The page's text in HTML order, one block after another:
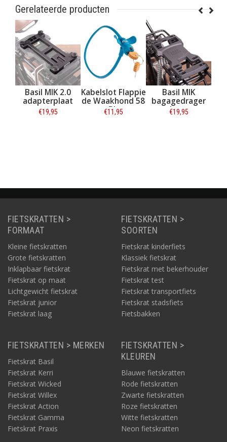
Gerelateerde producten
Basil MIK 2.0
adapterplaat
€19,95
Kabelslot Flappie
de Waakhond 58
cm Blauw
€11,95
Basil MIK
bagagedrager
base
€19,95
FIETSKRATTEN >
FORMAAT
Kleine fietskratten
Grote fietskratten
Inklapbaar fietskrat
Fietskrat op maat
Lichtgewicht fietskrat
Fietskrat junior
Fietskrat laag
FIETSKRATTEN >
SOORTEN
Fietskrat kinderfiets
Klassiek fietskrat
Fietskrat met bekerhouder
Fietskrat test
Fietskrat transportfiets
Fietskrat stadsfiets
Fietsbakken
FIETSKRATTEN > MERKEN
Fietskrat Basil
Fietskrat Kerri
Fietskrat Wicked
Fietskrat Willex
Fietskrat Action
Fietskrat Gamma
Fietskrat Praxis
FIETSKRATTEN >
KLEUREN
Blauwe fietskratten
Rode fietskratten
Zwarte fietskratten
Roze fietskratten
Witte fietskratten
Neon fietskratten